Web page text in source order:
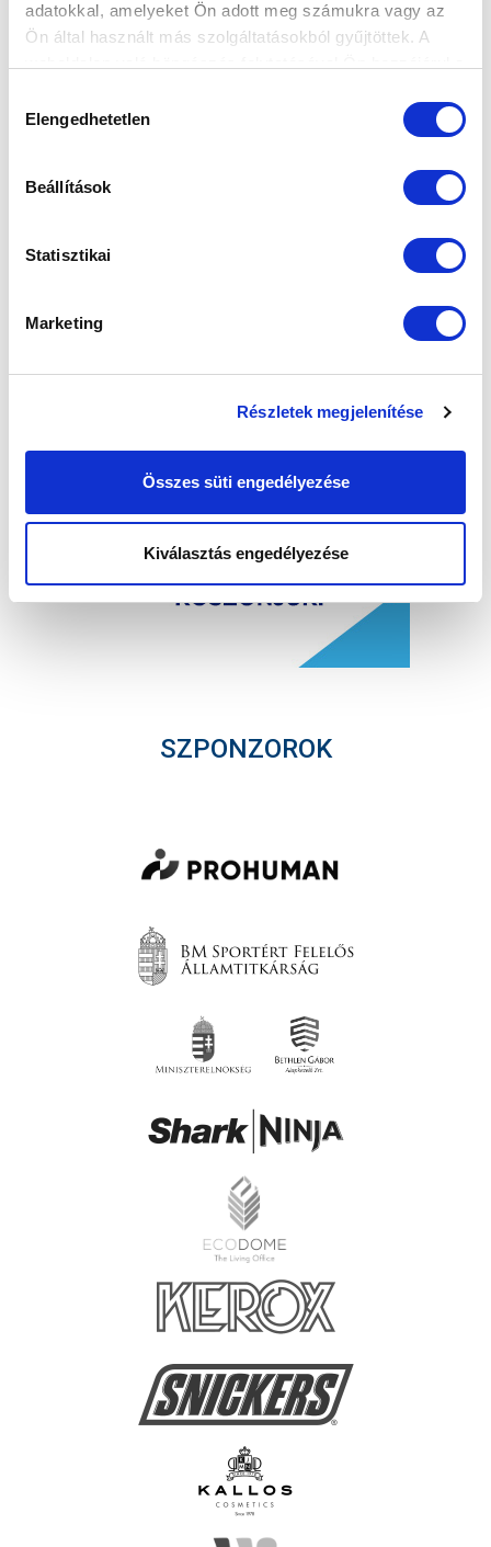
adatokkal, amelyeket Ön adott meg számukra vagy az
Ön által használt más szolgáltatásokból gyűjtöttek. A
kiválasztása
Elengedhetetlen
Beállítások
Statisztikai
Marketing
Részletek megjelenítése
Összes süti engedélyezése
Kiválasztás engedélyezése
SZPONZOROK